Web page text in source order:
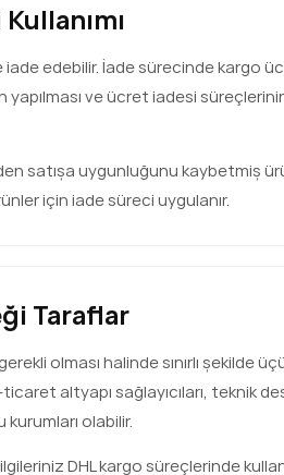
edebilir. İade sürecinde kargo
ve ücret iadesi
satışa uygunluğunu kaybetmiş
için iade süreci uygulanır.
Taraflar
olması halinde sınırlı şekilde
altyapı sağlayıcıları, teknik
olabilir.
DHL kargo süreçlerinde